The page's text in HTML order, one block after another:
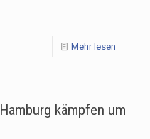
Mehr lesen
kämpfen um